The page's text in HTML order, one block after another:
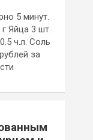
5 минут.
Яйца 3 шт.
ч.л. Соль
за